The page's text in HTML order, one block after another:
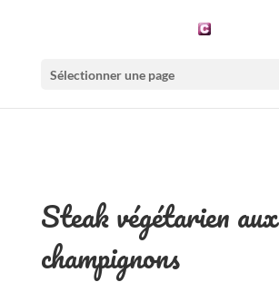
Sélectionner une page
Steak végétarien aux
champignons